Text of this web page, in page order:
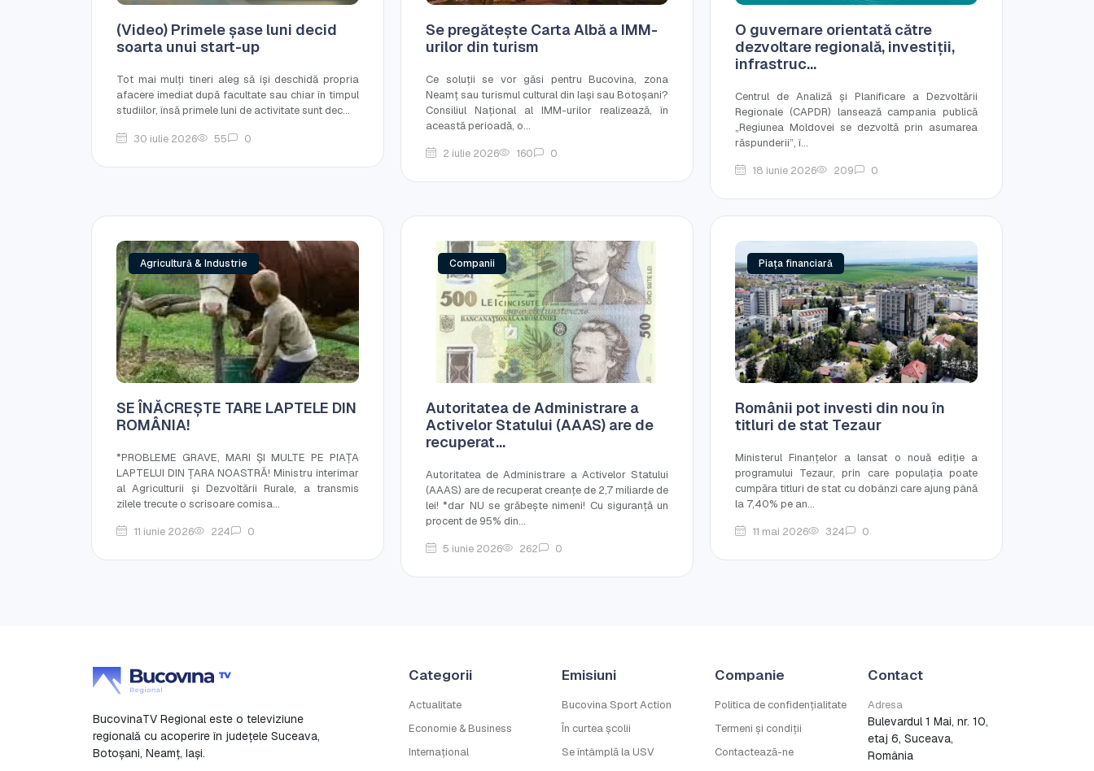
(Video) Primele șase luni decid
soarta unui start-up
Tot mai mulți tineri aleg să își deschidă propria
afacere imediat după facultate sau chiar în timpul
studiilor, însă primele luni de activitate sunt dec...
30 iulie 2026 55 0
Se pregătește Carta Albă a IMM-
urilor din turism
Ce soluții se vor găsi pentru Bucovina, zona
Neamț sau turismul cultural din Iași sau Botoșani?
Consiliul Național al IMM-urilor realizează, în
această perioadă, o...
2 iulie 2026
160 0
O guvernare orientată către
dezvoltare regională, investiții,
infrastruc...
Centrul de Analiză și Planificare a Dezvoltării
Regionale (CAPDR) lansează campania publică
„Regiunea Moldovei se dezvoltă prin asumarea
răspunderii”, î...
18 iunie 2026
209 0
Agricultură & Industrie
SE ÎNĂCREȘTE TARE LAPTELE DIN
ROMÂNIA!
*PROBLEME GRAVE, MARI ȘI MULTE PE PIAȚA
LAPTELUI DIN ȚARA NOASTRĂ! Ministru interimar
al Agriculturii și Dezvoltării Rurale, a transmis
zilele trecute o scrisoare comisa...
11 iunie 2026
224 0
Companii
Autoritatea de Administrare a
Activelor Statului (AAAS) are de
recuperat...
Autoritatea de Administrare a Activelor Statului
(AAAS) are de recuperat creanțe de 2,7 miliarde de
lei! *dar NU se grăbește nimeni! Cu siguranță un
procent de 95% din...
5 iunie 2026
262 0
Piața financiară
Românii pot investi din nou în
titluri de stat Tezaur
Ministerul Finanțelor a lansat o nouă ediție a
programului Tezaur, prin care populația poate
cumpăra titluri de stat cu dobânzi care ajung până
la 7,40% pe an...
11 mai 2026
324 0
BucovinaTV Regional este o televiziune
regională cu acoperire în județele Suceava,
Botoşani, Neamț, Iași.
Categorii
Actualitate
Economie & Business
Internațional
Emisiuni
Bucovina Sport Action
În curtea școlii
Se întâmplă la USV
Companie
Politica de confidențialitate
Termeni și condiții
Contactează-ne
Contact
Adresa
Bulevardul 1 Mai, nr. 10,
etaj 6, Suceava,
România